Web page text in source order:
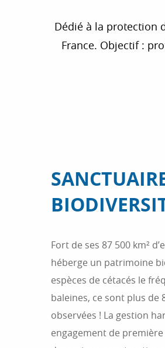
Dédié à la protection
France. Objectif :
Fort de ses 87 500 km²
héberge un patrimoine
espèces de cétacés le
baleines, ce sont plus de
observées ! La gestion
engagement de